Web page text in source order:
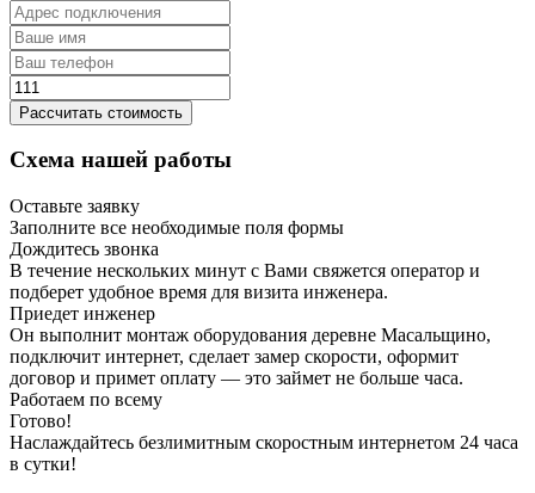
Рассчитать стоимость
Схема нашей работы
Оставьте заявку
Заполните все необходимые поля формы
Дождитесь звонка
В течение нескольких минут с Вами свяжется оператор и
подберет удобное время для визита инженера.
Приедет инженер
Он выполнит монтаж оборудования деревне Масальщино,
подключит интернет, сделает замер скорости, оформит
договор и примет оплату — это займет не больше часа.
Работаем по всему
Готово!
Наслаждайтесь безлимитным скоростным интернетом 24 часа
в сутки!